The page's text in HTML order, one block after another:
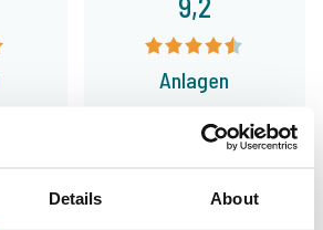
Details About
Anlagen